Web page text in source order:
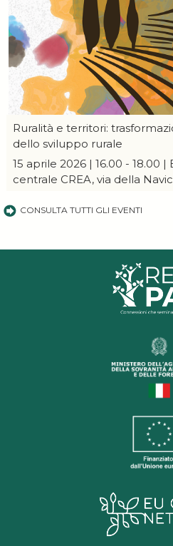
Ruralità e territori:
dello sviluppo rurale
15 aprile 2026 | 16.00 - 18.00
centrale CREA, via della
CONSULTA TUTTI GLI EVENTI